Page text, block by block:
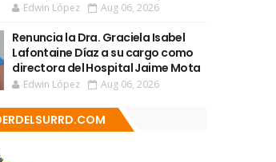
Edwin López Aug 06, 2026
Renuncia la Dra. Graciela Isabel
Lafontaine Díaz a su cargo como
directora del Hospital Jaime Mota
Edwin López Aug 06, 2026